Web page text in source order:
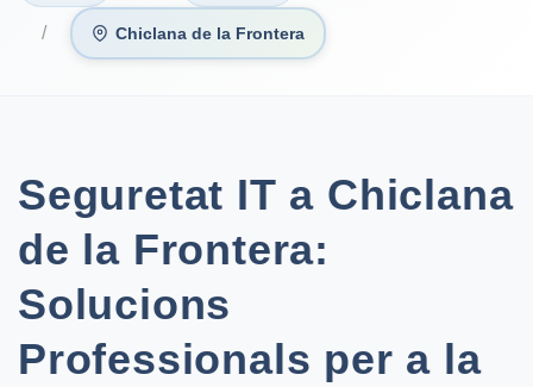
Chiclana de la Frontera
Seguretat IT a Chiclana
de la Frontera:
Solucions
Professionals per a la